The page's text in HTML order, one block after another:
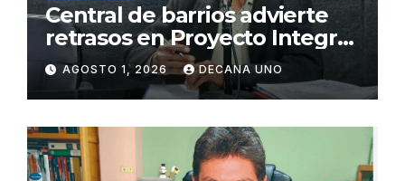
Central de barrios advierte
retrasos en Proyecto Integral
de Agua y Alcantarillado para
Juliaca
AGOSTO 1, 2026 DECANA UNO